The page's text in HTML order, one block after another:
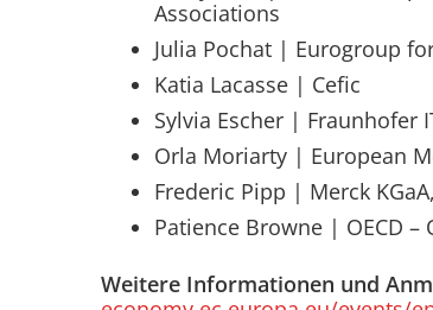
Associations
Julia Pochat | Eurogroup
Katia Lacasse | Cefic
Sylvia Escher | Fraunhofer
Orla Moriarty | European
Frederic Pipp | Merck
Patience Browne | OECD –
Weitere Informationen und